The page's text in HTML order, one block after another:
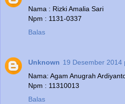
Nama : Rizki Amalia Sari
Npm : 1131-0337
Balas
Unknown 19 Desember 2014
Nama: Agam Anugrah
Npm : 11310013
Balas